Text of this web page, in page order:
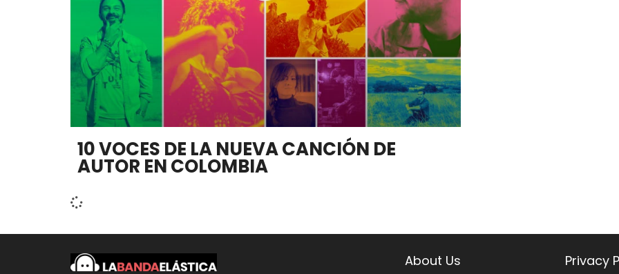
10 VOCES DE LA NUEVA CANCIÓN DE
AUTOR EN COLOMBIA
About Us
Privacy